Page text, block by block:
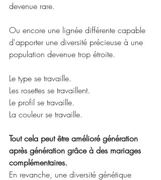
devenue rare.
Ou encore une lignée différente capable
d'apporter une diversité précieuse à une
population devenue trop étroite.
Le type se travaille.
Les rosettes se travaillent.
Le profil se travaille.
La couleur se travaille.
Tout cela peut être amélioré génération
après génération grâce à des mariages
complémentaires.
En revanche, une diversité génétique